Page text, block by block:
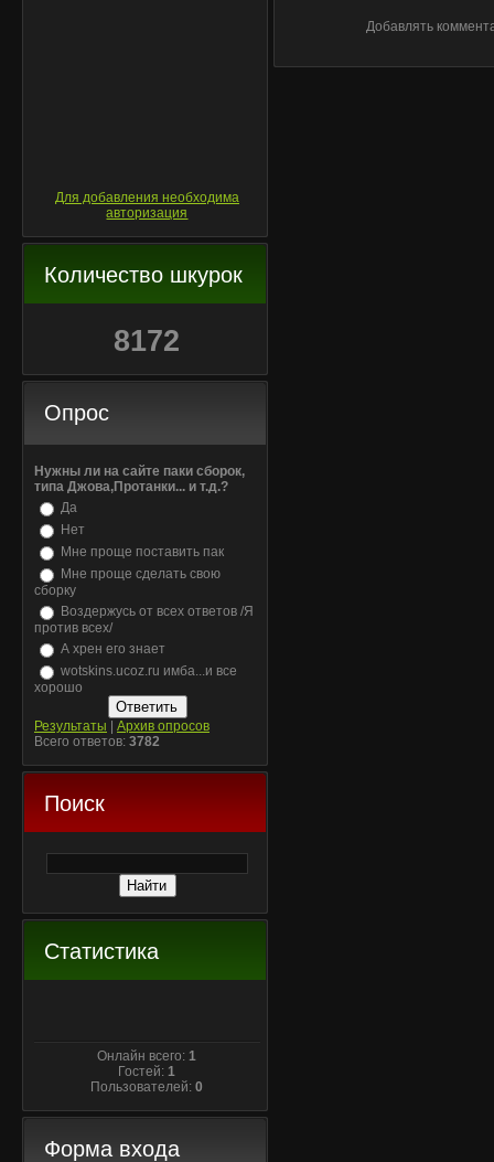
Для добавления необходима
авторизация
Количество шкурок
8172
Опрос
Нужны ли на сайте паки сборок,
типа Джова,Протанки... и т.д.?
Да
Нет
Мне проще поставить пак
Мне проще сделать свою
сборку
Воздержусь от всех ответов /Я
против всех/
А хрен его знает
wotskins.ucoz.ru имба...и все
хорошо
Результаты
Архив опросов
Всего ответов: 3782
Поиск
Статистика
Онлайн всего:1
Гостей:1
Пользователей:0
Форма входа
Добавлять